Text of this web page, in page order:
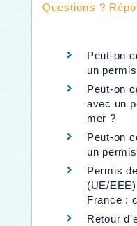
Questions ?
Peut-on
un
Peut-on
avec un
mer ?
Peut-on
un
Permis
(UE/
France :
Retour